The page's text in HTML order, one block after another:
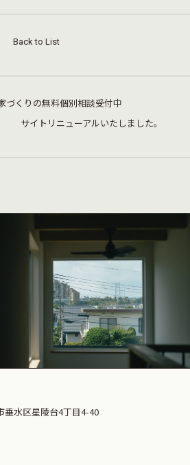
Back to List
づくりの無料個別相談受付中
サイトリニューアルいたしました。
水区星陵台4丁目4-40